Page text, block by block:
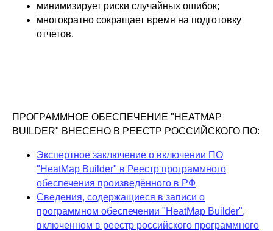
минимизирует риски случайных ошибок;
многократно сокращает время на подготовку
отчетов.
ПРОГРАММНОЕ ОБЕСПЕЧЕНИЕ "HEATMAP
BUILDER" ВНЕСЕНО В РЕЕСТР РОССИЙСКОГО ПО:
Экспертное заключение о включении ПО
"HeatMap Builder" в Реестр программного
обеспечения произведённого в РФ
Сведения, содержащиеся в записи о
программном обеспечении "HeatMap Builder",
включенном в реестр российского программного